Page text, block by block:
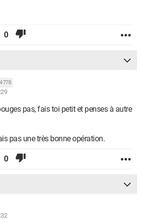
0
4 778
pas, fais toi petit et penses à autre
pas une très bonne opération.
0